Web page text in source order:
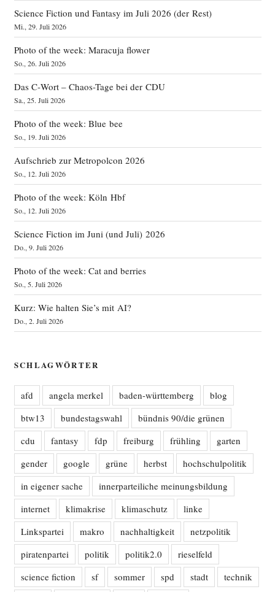
Science Fiction und Fantasy im Juli 2026 (der Rest)
Mi., 29. Juli 2026
Photo of the week: Maracuja flower
So., 26. Juli 2026
Das C‑Wort – Chaos-Tage bei der CDU
Sa., 25. Juli 2026
Photo of the week: Blue bee
So., 19. Juli 2026
Aufschrieb zur Metropolcon 2026
So., 12. Juli 2026
Photo of the week: Köln Hbf
So., 12. Juli 2026
Science Fiction im Juni (und Juli) 2026
Do., 9. Juli 2026
Photo of the week: Cat and berries
So., 5. Juli 2026
Kurz: Wie halten Sie’s mit AI?
Do., 2. Juli 2026
SCHLAGWÖRTER
afd angela merkel baden-württemberg
blog
btw13
bundestagswahl
bündnis 90/die grünen
cdu
fantasy fdp freiburg frühling
garten
gender
google grüne herbst
hochschulpolitik
in eigener sache
innerparteiliche meinungsbildung
internet
klimakrise klimaschutz
linke
Linkspartei
makro nachhaltigkeit
netzpolitik
piratenpartei
politik politik2.0
rieselfeld
science fiction
sf sommer spd stadt
technik